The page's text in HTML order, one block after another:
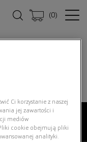
(0)
Ci korzystanie z naszej
jej zawartości i
mediów
cookie obejmują pliki
analityki.